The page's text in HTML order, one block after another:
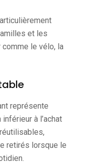
et les
comme le vélo, la
représente
à l’achat
retirés lorsque le